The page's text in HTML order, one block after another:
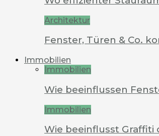
Architektur
Fenster, Türen & Co.
Immobilien
Immobilien
Wie beeinflussen
Immobilien
Wie beeinflusst Graffiti